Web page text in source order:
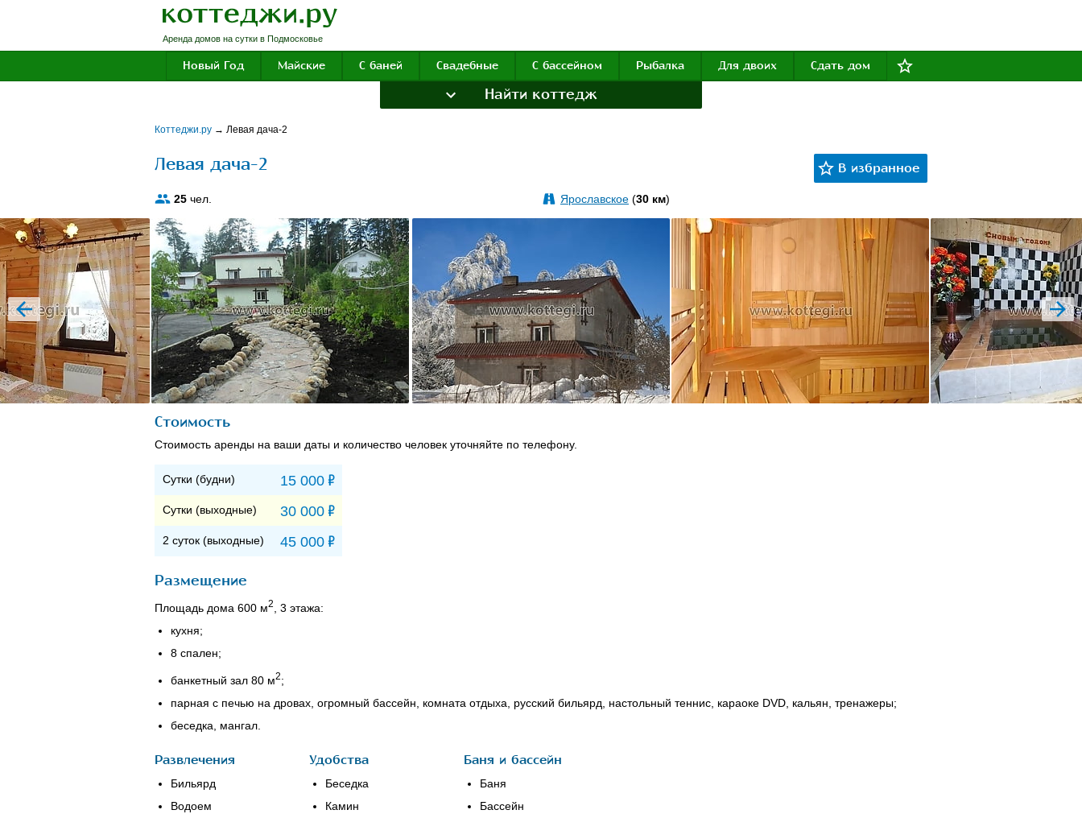
Аренда домов на сутки в Подмосковье
Новый Год Майские С баней Свадебные С бассейном Рыбалка Для двоих Сдать дом
Найти коттедж
Коттеджи.ру → Левая дача-2
Левая дача-2
25 чел. Ярославское (30 км)
prev next
Стоимость
Стоимость аренды на ваши даты и количество человек уточняйте по телефону.
Сутки (будни) 15 000Р
Сутки (выходные) 30 000Р
2 суток (выходные) 45 000Р
Размещение
Площадь дома 600 м2
, 3 этажа:
кухня;
8 спален;
банкетный зал 80 м2;
парная с печью на дровах, огромный бассейн, комната отдыха, русский бильярд, настольный теннис, караоке DVD, кальян, тренажеры;
беседка, мангал.
Развлечения
Бильярд
Водоем
Удобства
Беседка
Камин
Баня и бассейн
Баня
Бассейн